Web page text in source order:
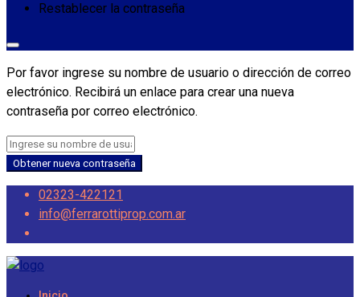
Restablecer la contraseña
Por favor ingrese su nombre de usuario o dirección de correo
electrónico. Recibirá un enlace para crear una nueva
contraseña por correo electrónico.
Obtener nueva contraseña
02323-422121
info@ferrarottiprop.com.ar